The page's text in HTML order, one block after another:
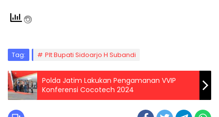
Tag: Plt Bupati Sidoarjo H Subandi
Polda Jatim Lakukan Pengamanan VVIP
Konferensi Cocotech 2024